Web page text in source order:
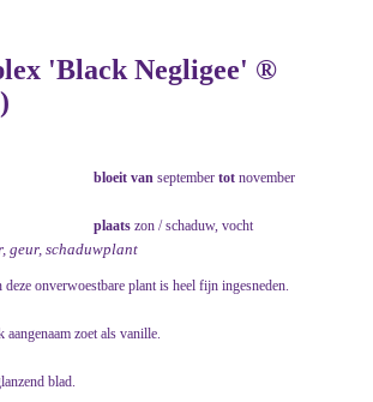
'Black Negligee' ®
bloeit van september tot november
plaats zon / schaduw, vocht
geur, schaduwplant
onverwoestbare plant is heel fijn ingesneden.
aangenaam zoet als vanille.
blad.